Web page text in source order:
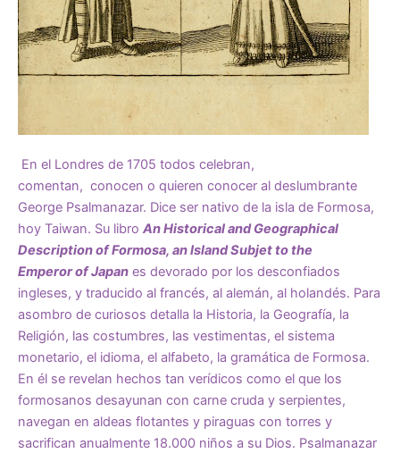
En el Londres de 1705 todos celebran,
comentan, conocen o quieren conocer al deslumbrante
George Psalmanazar. Dice ser nativo de la isla de Formosa,
hoy Taiwan. Su libro An Historical and Geographical
Description of Formosa, an Island Subjet to the
Emperorof Japan es devorado por los desconfiados
ingleses, y traducido al francés, al alemán, al holandés. Para
asombro de curiosos detalla la Historia, la Geografía, la
Religión, las costumbres, las vestimentas, el sistema
monetario, el idioma, el alfabeto, la gramática de Formosa.
En él se revelan hechos tan verídicos como el que los
formosanos desayunan con carne cruda y serpientes,
navegan en aldeas flotantes y piraguas con torres y
sacrifican anualmente 18.000 niños a su Dios. Psalmanazar